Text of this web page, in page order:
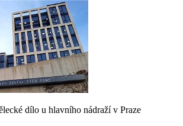
dílo u hlavního nádraží v Praze